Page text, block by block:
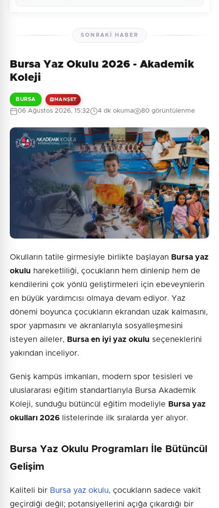
Güvenlik Sorusu:
9 + 3 = ?
Gönder
Henüz yorum yapılmamış. İlk yorumu siz yapın!
SONRAKI HABER
Bursa Yaz Okulu 2026 - Akademik
Koleji
BURSA MANŞET
06 Ağustos 2026, 15:32 4 dk okuma 80 görüntülenme
Okulların tatile girmesiyle birlikte başlayan Bursa yaz
okulu hareketliliği, çocukların hem dinlenip hem de
kendilerini çok yönlü geliştirmeleri için ebeveynlerin
en büyük yardımcısı olmaya devam ediyor. Yaz
dönemi boyunca çocukların ekrandan uzak kalmasını,
spor yapmasını ve akranlarıyla sosyalleşmesini
isteyen aileler, Bursa en iyi yaz okulu seçeneklerini
yakından inceliyor.
Geniş kampüs imkanları, modern spor tesisleri ve
uluslararası eğitim standartlarıyla Bursa Akademik
Koleji, sunduğu bütüncül eğitim modeliyle Bursa yaz
okulları 2026 listelerinde ilk sıralarda yer alıyor.
Bursa Yaz Okulu Programları İle Bütüncül
Gelişim
Kaliteli bir Bursa yaz okulu, çocukların sadece vakit
geçirdiği değil; potansiyellerini açığa çıkardığı bir